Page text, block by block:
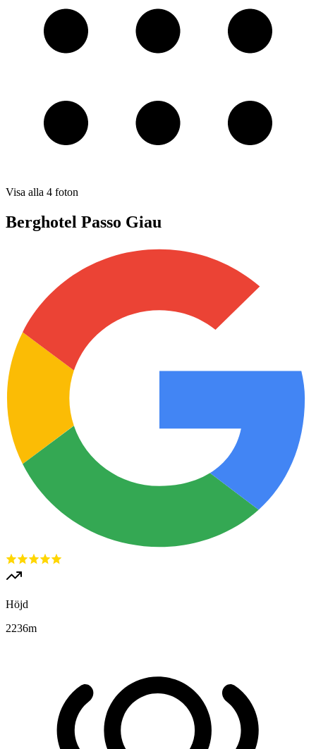
Visa alla 4 foton
Berghotel Passo Giau
Höjd
2236m